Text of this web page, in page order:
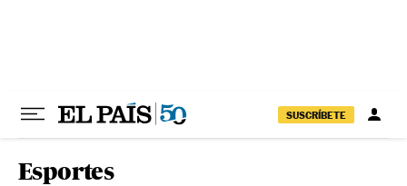
SUSCRÍBETE
Esportes